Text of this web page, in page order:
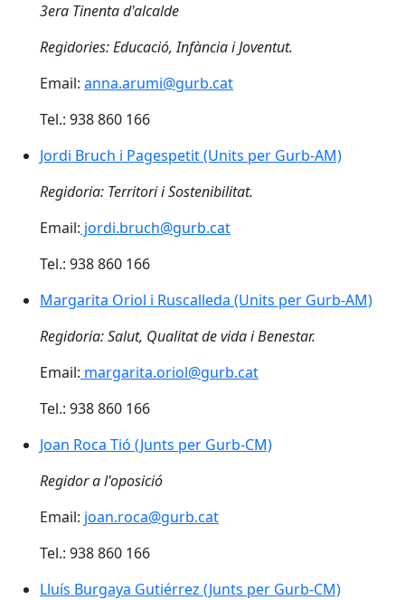
3era Tinenta d'alcalde
Regidories: Educació, Infància i Joventut.
Email: anna.arumi@gurb.cat
Tel.: 938 860 166
Jordi Bruch i Pagespetit (Units per Gurb-AM)
Jordi Bruch i Pagespetit (Units per Gurb-AM)
Regidoria: Territori i Sostenibilitat.
Email: jordi.bruch@gurb.cat
Tel.: 938 860 166
Margarita Oriol i Ruscalleda (Units per Gurb-AM)
Margarita Oriol i Ruscalleda (Units per Gurb-AM)
Regidoria: Salut, Qualitat de vida i Benestar.
Email: margarita.oriol@gurb.cat
Tel.: 938 860 166
Joan Roca Tió (Junts per Gurb-CM)
Joan Roca Tió (Junts per Gurb-CM)
Regidor a l'oposició
Email: joan.roca@gurb.cat
Tel.: 938 860 166
Lluís Burgaya Gutiérrez (Junts per Gurb-CM)
Lluís Burgaya Gutiérrez (Junts per Gurb-CM)